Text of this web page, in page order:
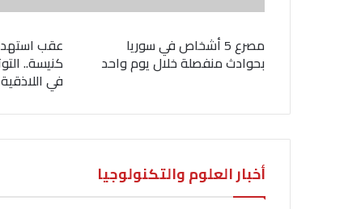
مصرع 5 أشخاص في سوريا
بحوادث منفصلة خلال يوم واحد
عقب
كنيسة..
في اللاذقية
أخبار العلوم والتكنولوجيا